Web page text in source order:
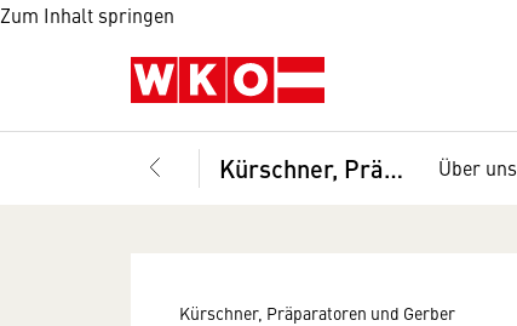
Zum Inhalt springen
Kürschner, Präparatoren und Gerber Über uns
Kürschner, Präparatoren und Gerber